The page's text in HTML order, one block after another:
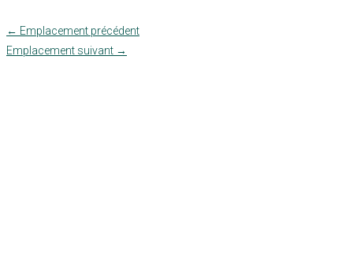
← Emplacement précédent
Emplacement suivant →